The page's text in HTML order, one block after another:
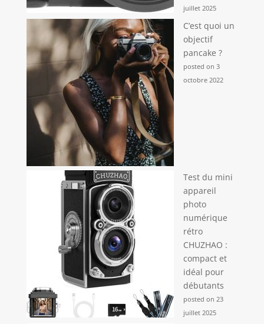
juillet 2025
C’est quoi un
objectif
pancake ?
posted on 3
octobre 2022
Test du mini
appareil
photo
numérique
rétro
CHUZHAO :
compact et
idéal pour
débutants
posted on 23
juillet 2025